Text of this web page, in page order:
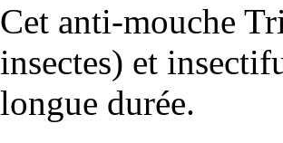
Cet anti-mouche
insectes) et
longue durée.